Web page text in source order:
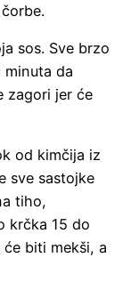
sos. Sve brzo
minuta da
zagori jer će
od kimčija iz
sve sastojke
tiho,
krčka 15 do
biti mekši, a